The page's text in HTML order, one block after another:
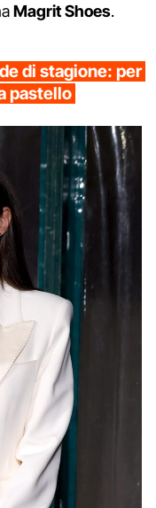
MagritShoes.
di stagione: per
pastello